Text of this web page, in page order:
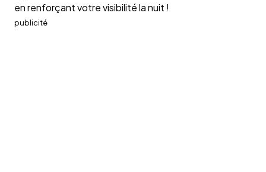
en renforçant votre visibilité la nuit !
publicité